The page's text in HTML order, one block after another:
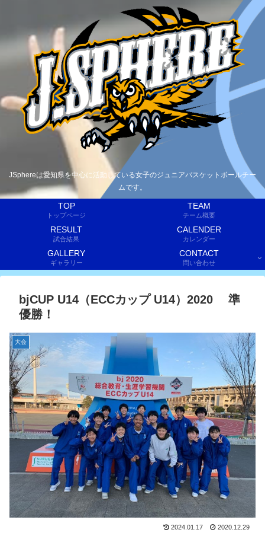
JSphereは愛知県を中心に活動している女子のジュニアバスケットボールチー
ムです。
TOP
トップページ
TEAM
チーム概要
RESULT
試合結果
CALENDER
カレンダー
GALLERY
ギャラリー
CONTACT
問い合わせ
bjCUP U14（ECCカップ U14）2020 準
優勝！
大会
2024.01.17 2020.12.29